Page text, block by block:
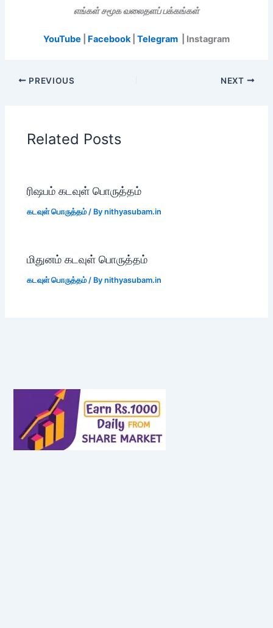
எங்கள் சமூக வலைதளப் பக்கங்கள்
YouTube Facebook| Telegram | Instagram
PREVIOUS NEXT
Related Posts
ரிஷபம் கடவுள் பொருத்தம்
கடவுள் பொருத்தம்/ Bynithyasubam.in
மிதுனம் கடவுள் பொருத்தம்
கடவுள் பொருத்தம்/ Bynithyasubam.in